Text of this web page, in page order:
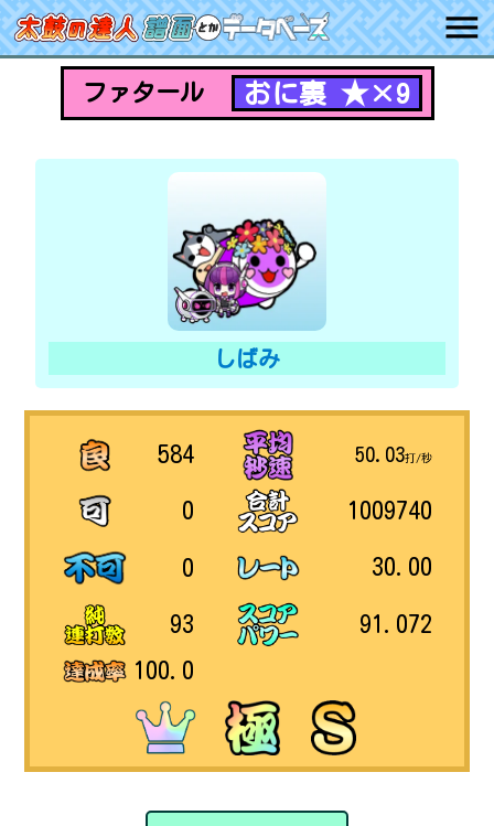
ファタール おに裏 ★×9
しばみ
584
0
0
93
100.0
50.03打/秒
1009740
30.00
91.072